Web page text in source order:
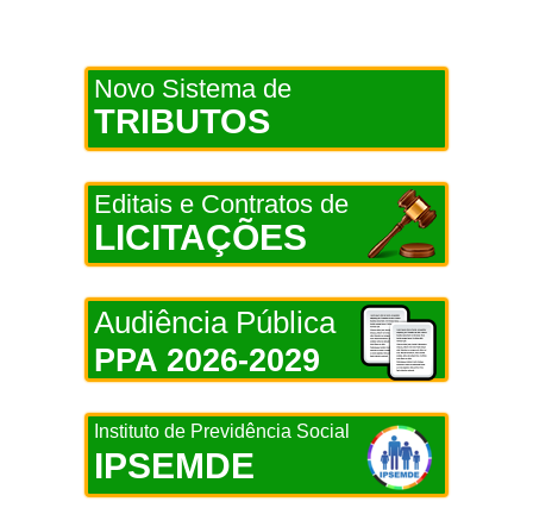
Novo Sistema de
TRIBUTOS
Editais e Contratos de
LICITAÇÕES
Audiência Pública
PPA 2026-2029
Instituto de Previdência Social
IPSEMDE